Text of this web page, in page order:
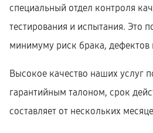
специальный отдел контроля
тестирования и испытания. Это
минимуму риск брака, дефектов
Высокое качество наших услуг
гарантийным талоном, срок
составляет от нескольких